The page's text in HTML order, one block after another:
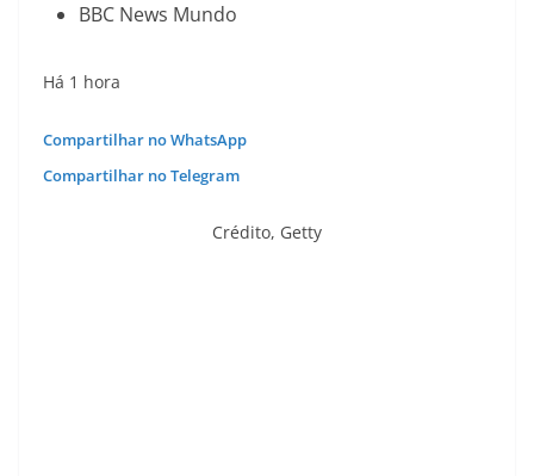
BBC News Mundo
Há 1 hora
Compartilhar no WhatsApp
Compartilhar no Telegram
Crédito, Getty